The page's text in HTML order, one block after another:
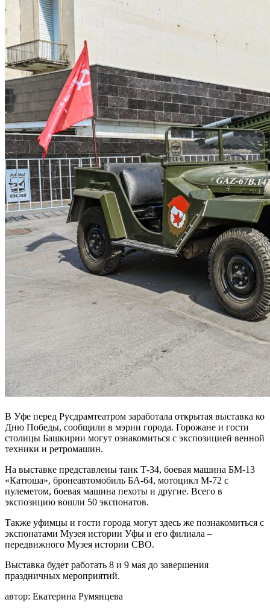
В Уфе перед Русдрамтеатром заработала открытая выставка ко
Дню Победы, сообщили в мэрии города. Горожане и гости
столицы Башкирии могут ознакомиться с экспозицией венной
техники и ретромашин.
На выставке представлены танк Т-34, боевая машина БМ-13
«Катюша», бронеавтомобиль БА-64, мотоцикл М-72 с
пулеметом, боевая машина пехоты и другие. Всего в
экспозицию вошли 50 экспонатов.
Также уфимцы и гости города могут здесь же познакомиться с
экспонатами Музея истории Уфы и его филиала –
передвижного Музея истории СВО.
Выставка будет работать 8 и 9 мая до завершения
праздничных мероприятий.
автор: Екатерина Румянцева